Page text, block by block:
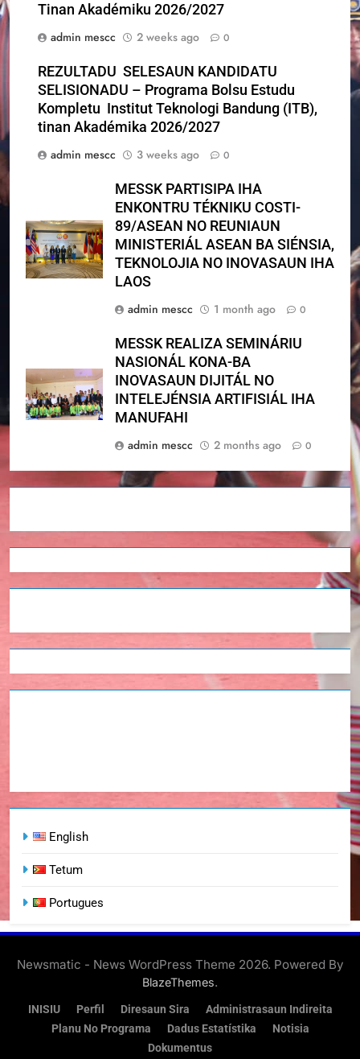
Tinan Akadémiku 2026/2027
admin mescc
2 weeks ago 0
REZULTADU SELESAUN KANDIDATU
SELISIONADU – Programa Bolsu Estudu
Kompletu Institut Teknologi Bandung (ITB),
tinan Akadémika 2026/2027
admin mescc
3 weeks ago 0
MESSK PARTISIPA IHA
ENKONTRU TÉKNIKU COSTI-
89/ASEAN NO REUNIAUN
MINISTERIÁL ASEAN BA SIÉNSIA,
TEKNOLOJIA NO INOVASAUN IHA
LAOS
admin mescc
1 month ago 0
MESSK REALIZA SEMINÁRIU
NASIONÁL KONA-BA
INOVASAUN DIJITÁL NO
INTELEJÉNSIA ARTIFISIÁL IHA
MANUFAHI
admin mescc
2 months ago 0
English
Tetum
Portugues
Newsmatic - News WordPress Theme 2026. Powered By
BlazeThemes.
INISIU Perfil Diresaun Sira
Administrasaun Indireita
Planu No Programa
Dadus Estatístika
Notisia
Dokumentus